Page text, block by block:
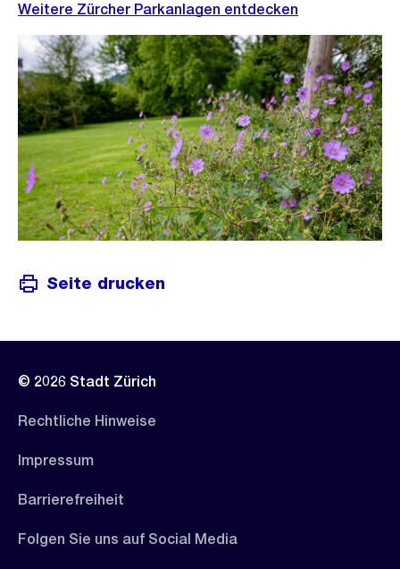
Weitere Zürcher Parkanlagen entdecken
Seite drucken
© 2026 Stadt Zürich
Rechtliche Hinweise
Impressum
Barrierefreiheit
Folgen Sie uns auf Social Media